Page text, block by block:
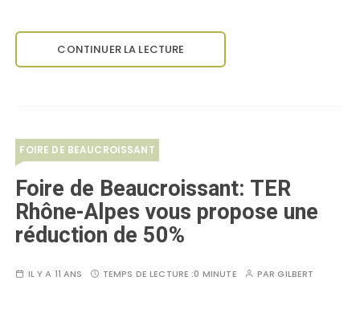
CONTINUER LA LECTURE
FOIRE DE BEAUCROISSANT
Foire de Beaucroissant: TER
Rhône-Alpes vous propose une
réduction de 50%
IL Y A 11 ANS TEMPS DE LECTURE :0 MINUTE PARGILBERT